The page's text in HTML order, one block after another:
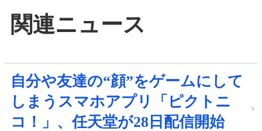
関連ニュース
自分や友達の“顔”をゲームにして
しまうスマホアプリ「ピクトニ
コ！」、任天堂が28日配信開始